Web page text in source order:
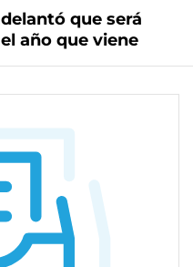
que será
año que viene